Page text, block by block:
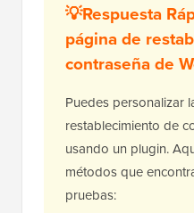
💡Respuesta
página de
contraseña de
Puedes personalizar
restablecimiento de
usando un plugin.
métodos que
pruebas: